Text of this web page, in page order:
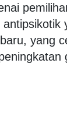
yang